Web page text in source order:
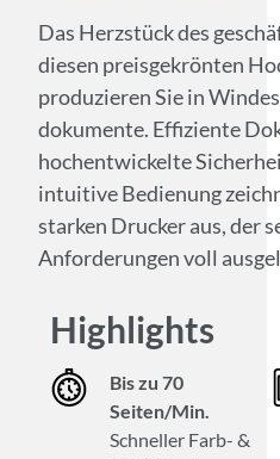
Das Herzstück des
diesen preis­gekrönten
produzieren Sie in
dokumente. Effiziente
hochentwickelte
intuitive Bedienung
starken Drucker aus, der
Anforderungen voll
Highlights
Bis zu 70
Seiten/Min.
Schneller Farb- &